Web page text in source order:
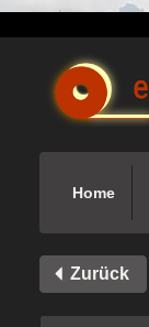
Home
Zurück